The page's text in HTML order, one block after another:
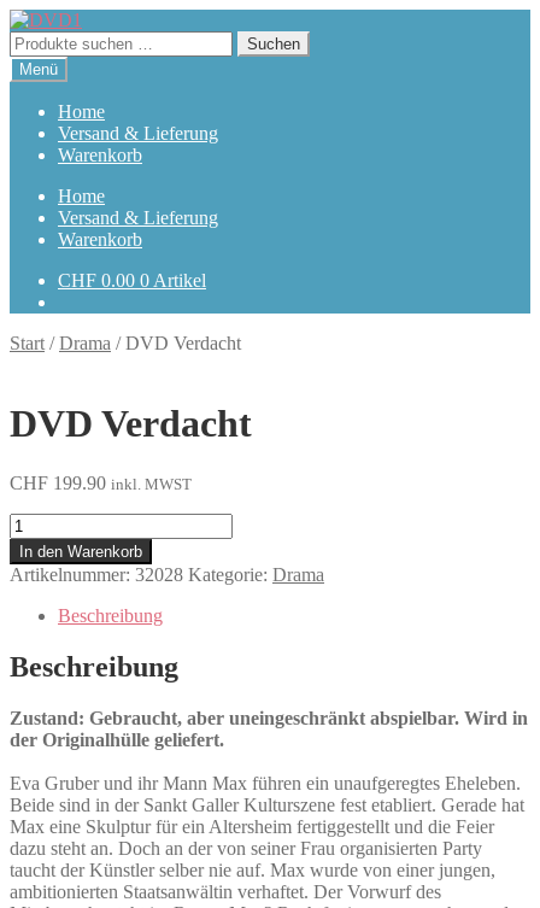
Zur
Navigation
springen
Zum
Inhalt
springen
Suchen
nach:
Suchen
Menü
Home
Versand & Lieferung
Warenkorb
Home
Versand & Lieferung
Warenkorb
CHF 0.00 0 Artikel
Start /Drama /DVD Verdacht
DVD Verdacht
CHF 199.90 inkl. MWST
Verdacht
Menge
In den Warenkorb
Artikelnummer: 32028 Kategorie: Drama
Beschreibung
Beschreibung
Zustand: Gebraucht, aber uneingeschränkt abspielbar. Wird in
der Originalhülle geliefert.
Eva Gruber und ihr Mann Max führen ein unaufgeregtes Eheleben.
Beide sind in der Sankt Galler Kulturszene fest etabliert. Gerade hat
Max eine Skulptur für ein Altersheim fertiggestellt und die Feier
dazu steht an. Doch an der von seiner Frau organisierten Party
taucht der Künstler selber nie auf. Max wurde von einer jungen,
ambitionierten Staatsanwältin verhaftet. Der Vorwurf des